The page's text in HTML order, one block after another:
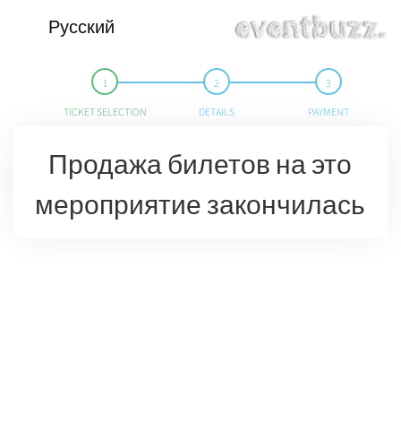
Русский
TICKET SELECTION DETAILS PAYMENT
Продажа билетов на это
мероприятие закончилась